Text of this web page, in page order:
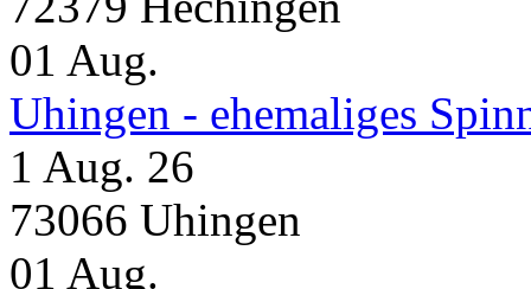
01 Aug.
Uhingen - ehemaliges
1 Aug. 26
73066 Uhingen
01 Aug.